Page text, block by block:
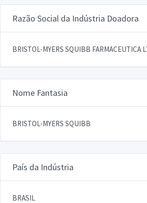
Razão Social da Indústria Doadora
BRISTOL-MYERS SQUIBB FARMACEUTICA
Nome Fantasia
BRISTOL-MYERS SQUIBB
País da Indústria
BRASIL